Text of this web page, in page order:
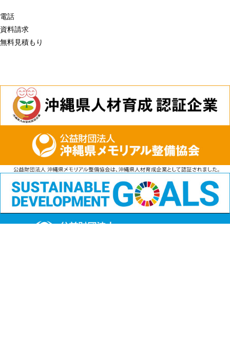
電話
資料請求
無料見積もり